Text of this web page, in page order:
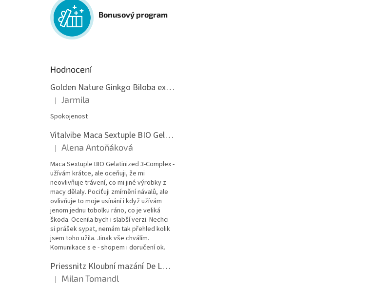
Bonusový program
Hodnocení
Golden Nature Ginkgo Biloba extrakt 50:1 60mg, 100 kapslí
Hodnocení produktu je 5 z 5 hvězdiček.
| Jarmila
Spokojenost
Vitalvibe Maca Sextuple BIO Gelatinized 3-Complex, 60 kapslí
Hodnocení produktu je 5 z 5 hvězdiček.
| Alena Antoňáková
Maca Sextuple BIO Gelatinized 3-Complex -
užívám krátce, ale oceňuji, že mi
neovlivňuje trávení, co mi jiné výrobky z
macy dělaly. Pociťuji zmírnění návalů, ale
ovlivňuje to moje usínání i když užívám
jenom jednu tobolku ráno, co je veliká
škoda. Ocenila bych i slabší verzi. Nechci
si prášek sypat, nemám tak přehled kolik
jsem toho užila. Jinak vše chválím.
Komunikace s e - shopem i doručení ok.
Priessnitz Kloubní mazání De Luxe, 200ml
Hodnocení produktu je 5 z 5 hvězdiček.
| Milan Tomandl